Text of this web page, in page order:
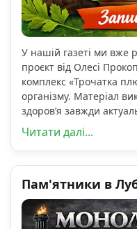
У нашій газеті ми вже
проєкт від Олесі
комплекс «Трочатка
організму. Матеріал
здоров’я завжди
Читати далі...
Пам'ятники в